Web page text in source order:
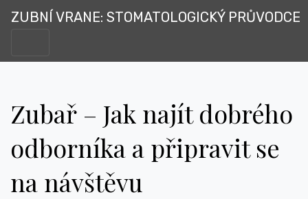
ZUBNÍ VRANE: STOMATOLOGICKÝ PRŮVODCE
Zubař – Jak najít dobrého
odborníka a připravit se
na návštěvu